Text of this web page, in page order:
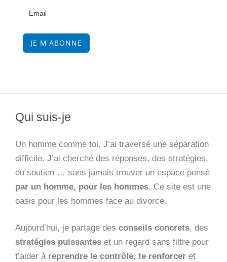
JE M'ABONNE
Qui suis-je
Un homme comme toi. J’ai traversé une séparation
difficile. J’ai cherché des réponses, des stratégies,
du soutien … sans jamais trouver un espace pensé
par un homme, pour les hommes. Ce site est une
oasis pour les hommes face au divorce.
Aujourd’hui, je partage des conseils concrets, des
stratégies puissantes et un regard sans filtre pour
t’aider à reprendre le contrôle, te renforcer et